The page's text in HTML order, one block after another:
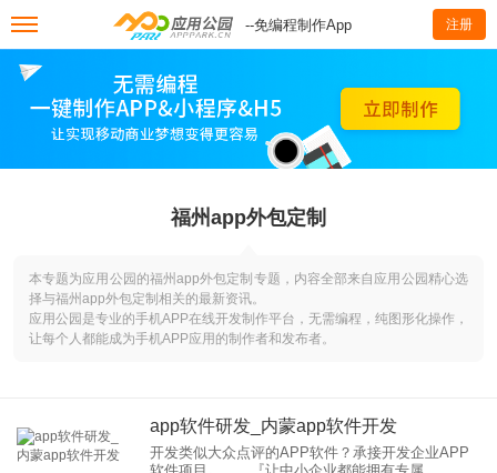
--免编程制作App 注册
福州app外包定制
本专题为应用公园的福州app外包定制专题，内容全部来自应用公园精心选
择与福州app外包定制相关的最新资讯。
应用公园是专业的手机APP在线开发制作平台，无需编程，纯图形化操作，
让每个人都能成为手机APP应用的制作者和发布者。
app软件研发_内蒙app软件开发
开发类似大众点评的APP软件？承接开发企业APP